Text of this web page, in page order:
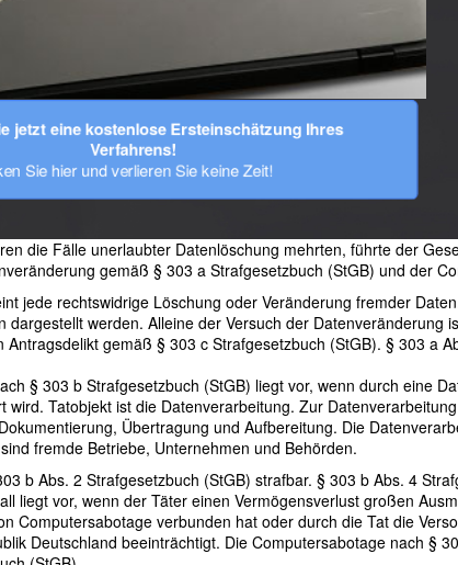
jetzt eine kostenlose Ersteinschätzung Ihres
Verfahrens!
Sie hier und verlieren Sie keine Zeit!
die Fälle unerlaubter Datenlöschung mehrten, führte der
gemäß § 303 a Strafgesetzbuch (StGB) und der
jede rechtswidrige Löschung oder Veränderung fremder
dargestellt werden. Alleine der Versuch der
Antragsdelikt gemäß § 303 c Strafgesetzbuch (StGB). § 303 a
§ 303 b Strafgesetzbuch (StGB) liegt vor, wenn durch eine
wird. Tatobjekt ist die Datenverarbeitung. Zur
Übertragung und Aufbereitung. Die
fremde Betriebe, Unternehmen und Behörden.
b Abs. 2 Strafgesetzbuch (StGB) strafbar. § 303 b Abs. 4
liegt vor, wenn der Täter einen Vermögensverlust großen
Computersabotage verbunden hat oder durch die Tat die
Deutschland beeinträchtigt. Die Computersabotage nach §